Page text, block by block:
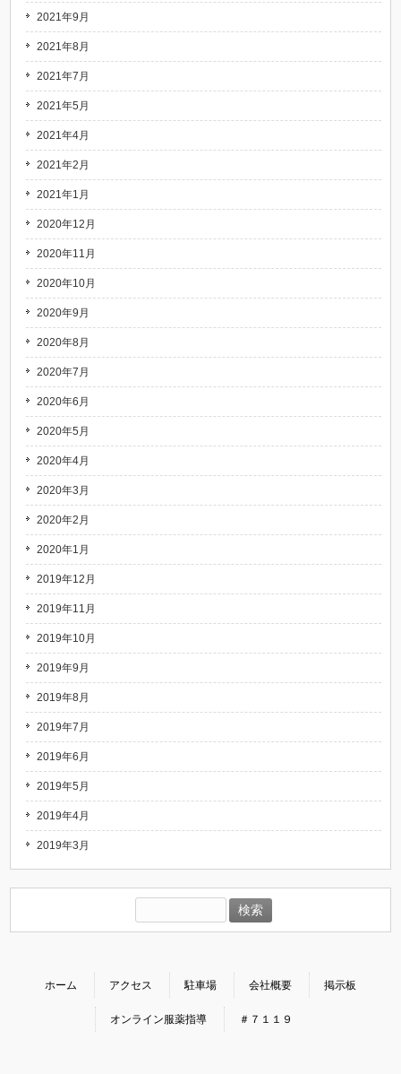
2021年9月
2021年8月
2021年7月
2021年5月
2021年4月
2021年2月
2021年1月
2020年12月
2020年11月
2020年10月
2020年9月
2020年8月
2020年7月
2020年6月
2020年5月
2020年4月
2020年3月
2020年2月
2020年1月
2019年12月
2019年11月
2019年10月
2019年9月
2019年8月
2019年7月
2019年6月
2019年5月
2019年4月
2019年3月
索:
ホーム アクセス 駐車場 会社概要 掲示板
オンライン服薬指導 ＃７１１９